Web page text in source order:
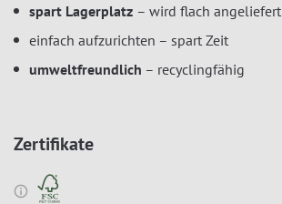
spart Lagerplatz – wird flach angeliefert
einfach aufzurichten – spart Zeit
umweltfreundlich – recyclingfähig
Zertifikate